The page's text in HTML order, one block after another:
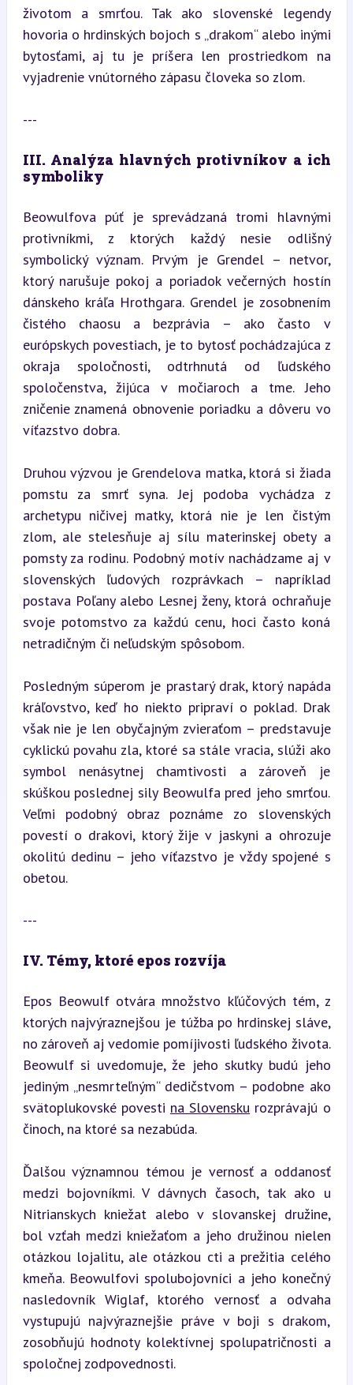
životom a smrťou. Tak ako slovenské legendy
hovoria o hrdinských bojoch s „drakom“ alebo inými
bytosťami, aj tu je príšera len prostriedkom na
vyjadrenie vnútorného zápasu človeka so zlom.
---
III. Analýza hlavných protivníkov a ich
symboliky
Beowulfova púť je sprevádzaná tromi hlavnými
protivníkmi, z ktorých každý nesie odlišný
symbolický význam. Prvým je Grendel – netvor,
ktorý narušuje pokoj a poriadok večerných hostín
dánskeho kráľa Hrothgara. Grendel je zosobnením
čistého chaosu a bezprávia – ako často v
európskych povestiach, je to bytosť pochádzajúca z
okraja spoločnosti, odtrhnutá od ľudského
spoločenstva, žijúca v močiaroch a tme. Jeho
zničenie znamená obnovenie poriadku a dôveru vo
víťazstvo dobra.
Druhou výzvou je Grendelova matka, ktorá si žiada
pomstu za smrť syna. Jej podoba vychádza z
archetypu ničivej matky, ktorá nie je len čistým
zlom, ale stelesňuje aj sílu materinskej obety a
pomsty za rodinu. Podobný motív nachádzame aj v
slovenských ľudových rozprávkach – napríklad
postava Poľany alebo Lesnej ženy, ktorá ochraňuje
svoje potomstvo za každú cenu, hoci často koná
netradičným či neľudským spôsobom.
Posledným súperom je prastarý drak, ktorý napáda
kráľovstvo, keď ho niekto pripraví o poklad. Drak
však nie je len obyčajným zvieraťom – predstavuje
cyklickú povahu zla, ktoré sa stále vracia, slúži ako
symbol nenásytnej chamtivosti a zároveň je
skúškou poslednej sily Beowulfa pred jeho smrťou.
Veľmi podobný obraz poznáme zo slovenských
povestí o drakovi, ktorý žije v jaskyni a ohrozuje
okolitú dedinu – jeho víťazstvo je vždy spojené s
obetou.
---
IV. Témy, ktoré epos rozvíja
Epos Beowulf otvára množstvo kľúčových tém, z
ktorých najvýraznejšou je túžba po hrdinskej sláve,
no zároveň aj vedomie pomíjivosti ľudského života.
Beowulf si uvedomuje, že jeho skutky budú jeho
jediným „nesmrteľným“ dedičstvom – podobne ako
svätoplukovské povesti na Slovensku rozprávajú o
činoch, na ktoré sa nezabúda.
Ďalšou významnou témou je vernosť a oddanosť
medzi bojovníkmi. V dávnych časoch, tak ako u
Nitrianskych kniežat alebo v slovanskej družine,
bol vzťah medzi kniežaťom a jeho družinou nielen
otázkou lojalitu, ale otázkou cti a prežitia celého
kmeňa. Beowulfovi spolubojovníci a jeho konečný
nasledovník Wiglaf, ktorého vernosť a odvaha
vystupujú najvýraznejšie práve v boji s drakom,
zosobňujú hodnoty kolektívnej spolupatričnosti a
spoločnej zodpovednosti.